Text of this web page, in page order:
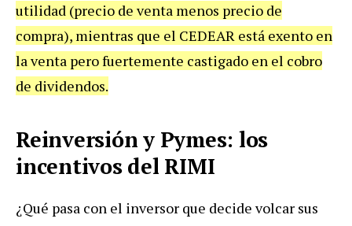
utilidad (precio de venta menos precio de
compra), mientras que el CEDEAR está exento en
la venta pero fuertemente castigado en el cobro
de dividendos.
Reinversión y Pymes: los
incentivos del RIMI
¿Qué pasa con el inversor que decide volcar sus